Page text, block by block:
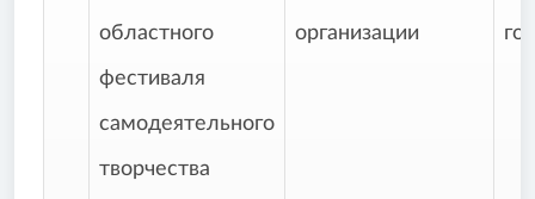
областного
фестиваля
самодеятельного
творчества
организации